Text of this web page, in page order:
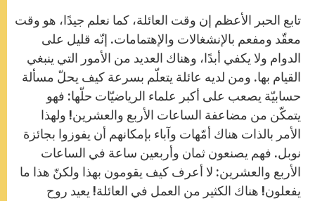
تابع الحبر الأعظم إن وقت العائلة، كما نعلم جيدًا، هو وقت
معقّد ومفعم بالإنشغالات والإهتمامات. إنّه قليل على
الدوام ولا يكفي أبدًا، وهناك العديد من الأمور التي ينبغي
القيام بها. ومن لديه عائلة يتعلّم بسرعة كيف يحلّ مسألة
حسابيّة يصعب على أكبر علماء الرياضيّات حلّها: فهو
يتمكّن من مضاعفة الساعات الأربع والعشرين! ولهذا
الأمر بالذات هناك أمّهات وآباء بإمكانهم أن يفوزوا بجائزة
نوبل. فهم يصنعون ثمان وأربعين ساعة في الساعات
الأربع والعشرين: لا أعرف كيف يقومون بهذا ولكنّ هذا ما
يفعلون! هناك الكثير من العمل في العائلة! يعيد روح